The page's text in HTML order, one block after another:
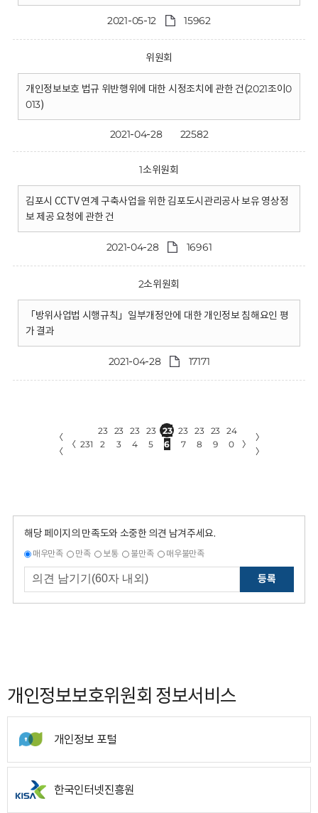
2021-05-12 15962
위원회
개인정보보호 법규 위반행위에 대한 시정조치에 관한 건(2021조이0
013)
2021-04-28 22582
1소위원회
김포시 CCTV 연계 구축사업을 위한 김포도시관리공사 보유 영상정
보 제공 요청에 관한 건
2021-04-28 16961
2소위원회
「방위사업법 시행규칙」일부개정안에 대한 개인정보 침해요인 평
가 결과
2021-04-28 17171
〈
〈
〈 231
23
2
23
3
23
4
23
5
23
6
23
7
23
8
23
9
24
0
〉
〉
〉
해당 페이지의 만족도와 소중한 의견 남겨주세요.
매우만족 만족 보통 불만족 매우불만족
등록
개인정보보호위원회 정보서비스
개인정보 포털
한국인터넷진흥원